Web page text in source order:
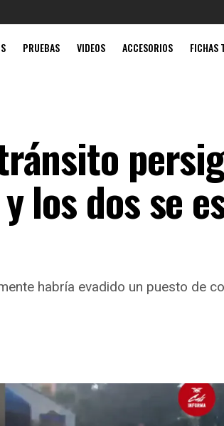
PRUEBAS VIDEOS ACCESORIOS FICHAS
los dos se
habría evadido un puesto de